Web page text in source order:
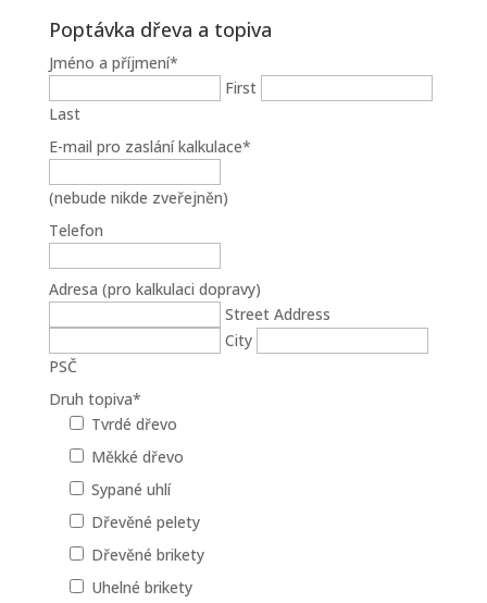
Poptávka dřeva a topiva
Jméno a příjmení*
First
Last
E-mail pro zaslání kalkulace*
(nebude nikde zveřejněn)
Telefon
Adresa (pro kalkulaci dopravy)
Street Address
City
PSČ
Druh topiva*
Tvrdé dřevo
Měkké dřevo
Sypané uhlí
Dřevěné pelety
Dřevěné brikety
Uhelné brikety